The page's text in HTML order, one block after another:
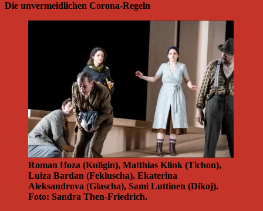
Die unvermeidlichen Corona-Regeln
Roman Hoza (Kuligin), Matthias Klink (Tichon),
Luiza Bardan (Fekluscha), Ekaterina
Aleksandrova (Glascha), Sami Luttinen (Dikoj).
Foto: Sandra Then-Friedrich.